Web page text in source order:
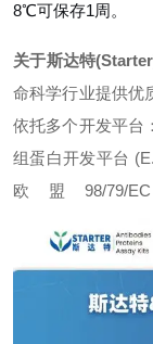
8℃可保存1周。
关于斯达特
命科学行业提供优
依托多个开发平台
组蛋白开发平台
欧盟98/79/